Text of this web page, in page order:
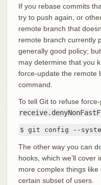
If you rebase commits
try to push again, or
remote branch that
remote branch currently
generally good policy;
may determine that you
force-update the remote
command.
To tell Git to refuse
$ git config --
The other way you can
hooks, which we’ll
more complex things
certain subset of users.